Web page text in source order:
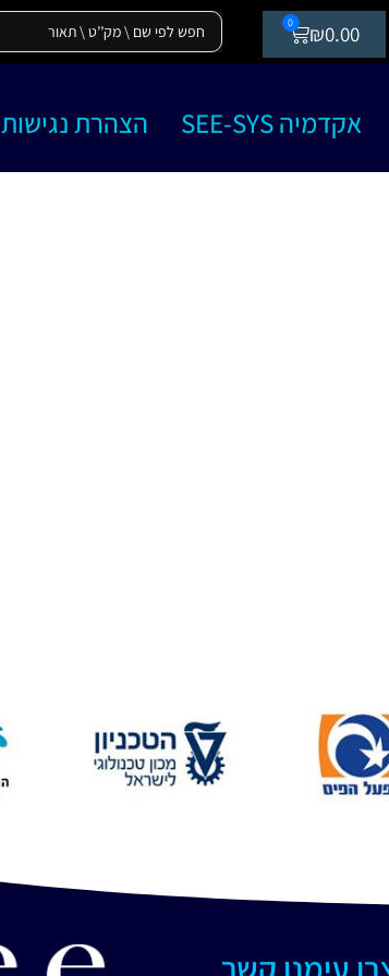
₪0.00
0
אקדמיה SEE-SYS הצהרת נגישות